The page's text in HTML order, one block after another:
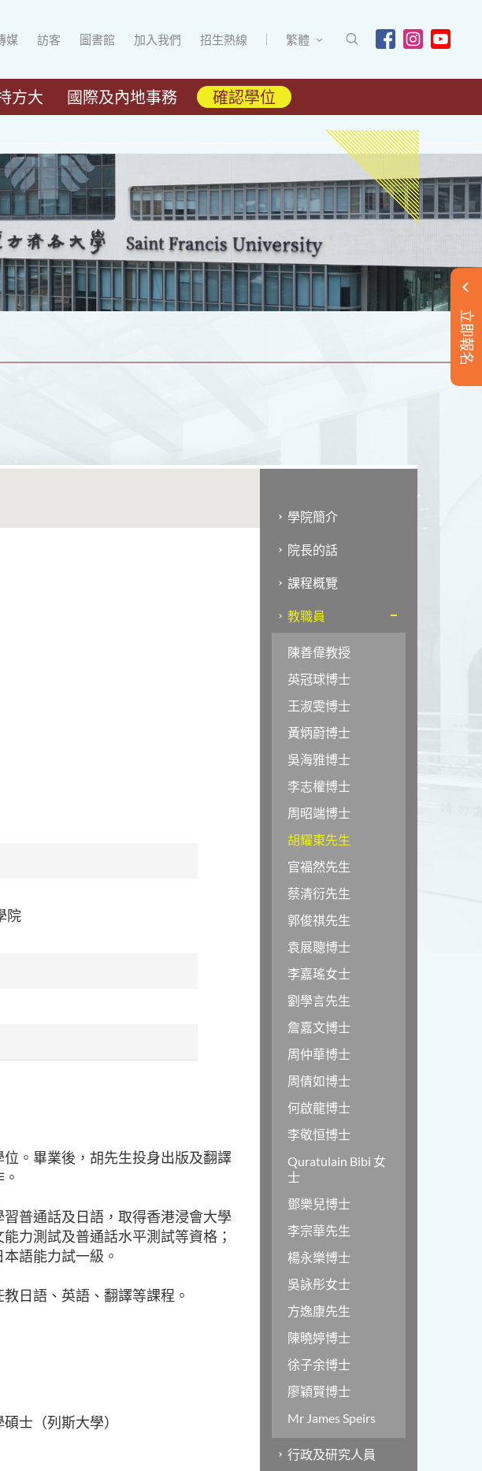
媒 訪客 圖書館 加入我們 招生熱線 繁體
方大 國際及內地事務 確認學位
立即報名
院
。畢業後，胡先生投身出版及翻譯
普通話及日語，取得香港浸會大學
力測試及普通話水平測試等資格；
語能力試一級。
日語、英語、翻譯等課程。
士（列斯大學）
學院簡介
院長的話
課程概覽
教職員
陳善偉教授
英冠球博士
王淑雯博士
黃炳蔚博士
吳海雅博士
李志權博士
周昭端博士
胡耀東先生
官福然先生
蔡清衍先生
郭俊祺先生
袁展聰博士
李嘉瑤女士
劉學言先生
詹嘉文博士
周仲華博士
周倩如博士
何啟龍博士
李敬恒博士
Quratulain Bibi 女
士
鄧樂兒博士
李宗華先生
楊永樂博士
吳詠彤女士
方逸康先生
陳曉婷博士
徐子余博士
廖穎賢博士
Mr James Speirs
行政及研究人員